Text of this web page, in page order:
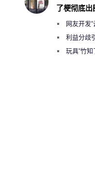
了梗彻底出
网友开发
绕梁”利益分歧
曾将华为驻
玩具“竹